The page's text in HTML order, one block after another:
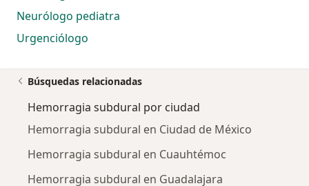
Neurólogo pediatra
Urgenciólogo
Búsquedas relacionadas
Hemorragia subdural por ciudad
Hemorragia subdural en Ciudad de México
Hemorragia subdural en Cuauhtémoc
Hemorragia subdural en Guadalajara